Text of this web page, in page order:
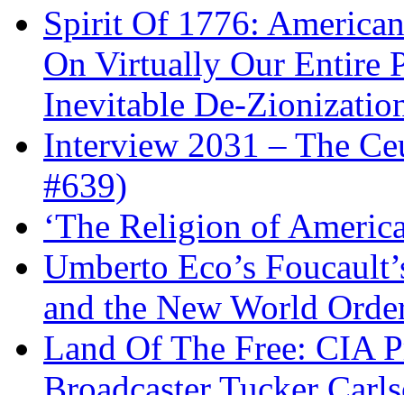
Spirit Of 1776:
On Virtually Our Entire
Inevitable De-
Interview 2031 – The
#639)
‘The Religion of
Umberto Eco’s
and the New World
Land Of The Free: CIA